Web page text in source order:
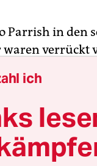
Parrish in den
verrückt
Dabei passt die
I: die
Selbstplagiat.
noch ein paar
ich